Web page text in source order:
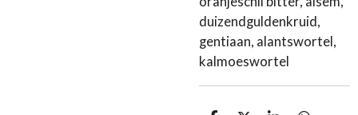
duizendguldenkruid,
gentiaan, alantswortel,
kalmoeswortel